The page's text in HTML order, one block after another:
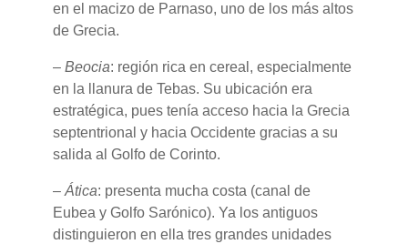
en el macizo de Parnaso, uno de los más altos
de Grecia.
– Beocia: región rica en cereal, especialmente
en la llanura de Tebas. Su ubicación era
estratégica, pues tenía acceso hacia la Grecia
septentrional y hacia Occidente gracias a su
salida al Golfo de Corinto.
– Ática: presenta mucha costa (canal de
Eubea y Golfo Sarónico). Ya los antiguos
distinguieron en ella tres grandes unidades